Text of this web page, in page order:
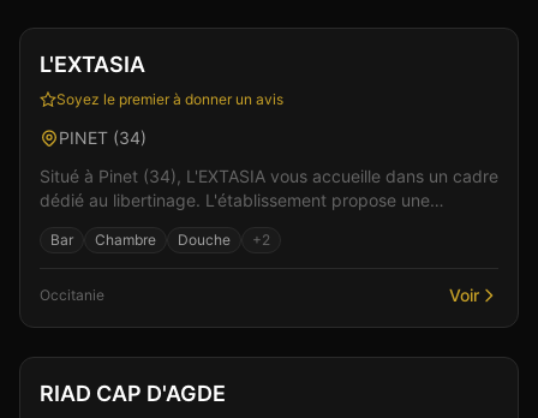
L'EXTASIA
Soyez le premier à donner un avis
PINET (34)
Situé à Pinet (34), L'EXTASIA vous accueille dans un cadre
dédié au libertinage. L'établissement propose une
Bar Chambre Douche +2
Occitanie Voir
Hébergement
RIAD CAP D'AGDE